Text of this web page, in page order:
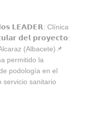
𝗟𝗘𝗔𝗗𝗘𝗥: Clínica
𝗱𝗲𝗹 𝗽𝗿𝗼𝘆𝗲𝗰𝘁𝗼:
(Albacete)⁣⁣📌
permitido la
podología en el
servicio sanitario